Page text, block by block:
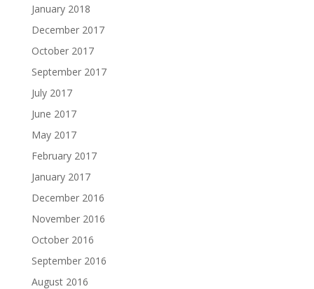
January 2018
December 2017
October 2017
September 2017
July 2017
June 2017
May 2017
February 2017
January 2017
December 2016
November 2016
October 2016
September 2016
August 2016